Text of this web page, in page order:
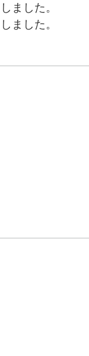
ました。
ました。